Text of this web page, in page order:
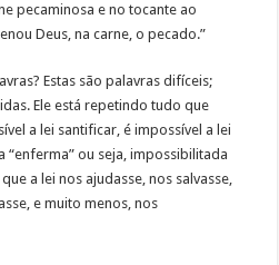
pecaminosa e no tocante ao
Deus, na carne, o pecado.”
Estas são palavras difíceis;
Ele está repetindo tudo que
a lei santificar, é impossível a lei
“enferma” ou seja, impossibilitada
a lei nos ajudasse, nos salvasse,
e muito menos, nos